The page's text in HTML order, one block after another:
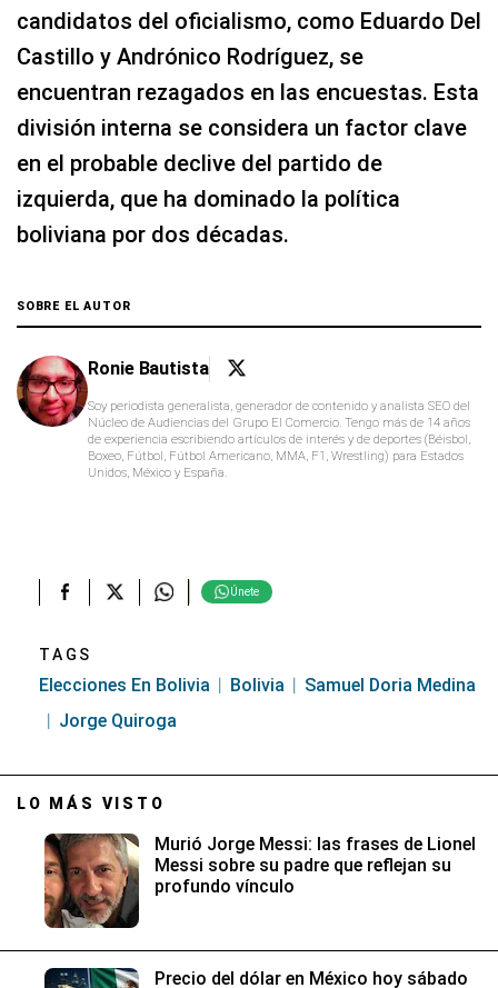
candidatos del oficialismo, como Eduardo Del
Castillo y Andrónico Rodríguez, se
encuentran rezagados en las encuestas. Esta
división interna se considera un factor clave
en el probable declive del partido de
izquierda, que ha dominado la política
boliviana por dos décadas.
SOBRE EL AUTOR
Ronie Bautista
Soy periodista generalista, generador de contenido y analista SEO del
Núcleo de Audiencias del Grupo El Comercio. Tengo más de 14 años
de experiencia escribiendo artículos de interés y de deportes (Béisbol,
Boxeo, Fútbol, Fútbol Americano, MMA, F1, Wrestling) para Estados
Unidos, México y España.
Únete
TAGS
Elecciones En Bolivia Bolivia
Samuel Doria Medina
Jorge Quiroga
LO MÁS VISTO
Murió Jorge Messi: las frases de Lionel
Messi sobre su padre que reflejan su
profundo vínculo
Precio del dólar en México hoy sábado